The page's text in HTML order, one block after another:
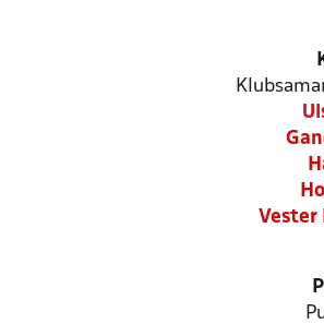
Vester